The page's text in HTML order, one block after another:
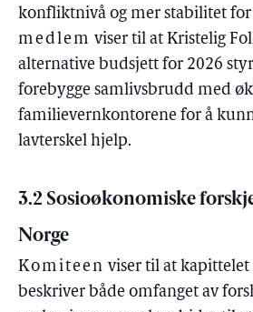
konfliktnivå og mer stabilitet for
medlem viser til at Kristelig
alternative budsjett for 2026
forebygge samlivsbrudd med
familievernkontorene for å
lavterskel hjelp.
3.2 Sosioøkonomiske
Norge
Komiteen viser til at
beskriver både omfanget av